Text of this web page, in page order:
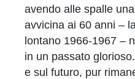
avendo alle spalle
avvicina ai 60 anni –
lontano 1966-1967 –
in un passato
e sul futuro, pur